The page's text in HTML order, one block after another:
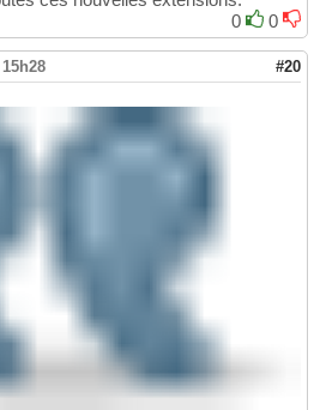
0
0
#20